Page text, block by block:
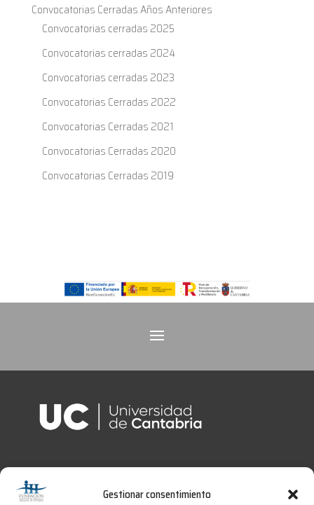
Gestionar consentimiento
Convocatorias Cerradas Años Anteriores
Convocatorias cerradas 2025
Convocatorias cerradas 2024
Convocatorias cerradas 2023
Convocatorias Cerradas 2022
Convocatorias Cerradas 2021
Convocatorias Cerradas 2020
Convocatorias Cerradas 2019